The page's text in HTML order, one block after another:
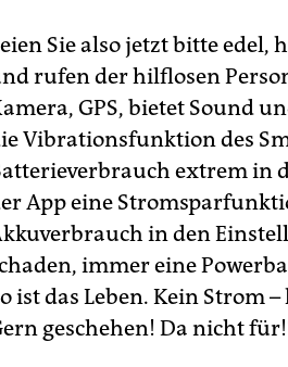
Sie also jetzt bitte
rufen der hilflosen
GPS, bietet Sound
Vibra­tions­funk­tion des
extrem in
App eine
in den
immer eine
ist das Leben. Kein Strom
geschehen! Da nicht